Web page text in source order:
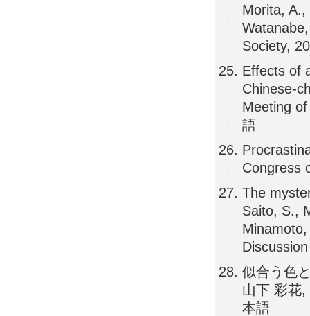
Morita, A.,
Society,
Effects of
Chinese-
Meeting
語
Congress
The
Saito, S.,
似合う色
山下 彩花
本語